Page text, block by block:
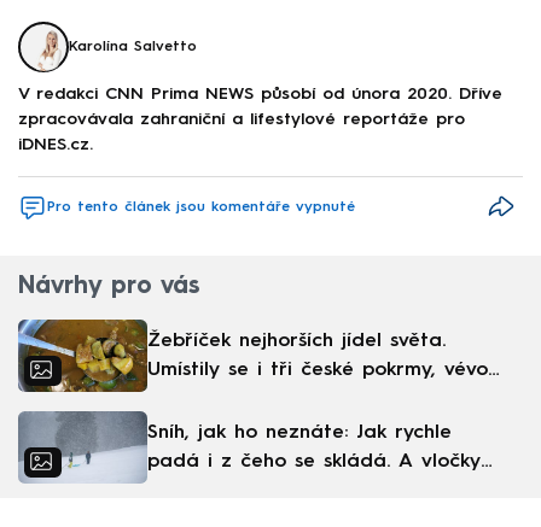
Karolína Salvetto
V redakci CNN Prima NEWS působí od února 2020. Dříve
zpracovávala zahraniční a lifestylové reportáže pro
iDNES.cz.
Pro tento článek jsou komentáře vypnuté
Návrhy pro vás
Žebříček nejhorších jídel světa.
Umístily se i tři české pokrmy, vévodí
Sníh, jak ho neznáte: Jak rychle
padá i z čeho se skládá. A vločky